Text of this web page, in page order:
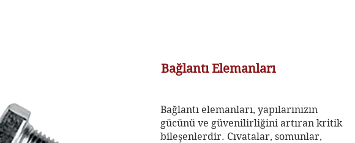
Bağlantı Elemanları
Bağlantı elemanları, yapılarınızın
gücünü ve güvenilirliğini artıran kritik
bileşenlerdir. Cıvatalar, somunlar,